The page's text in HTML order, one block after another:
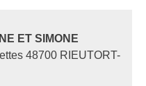
ET SIMONE
48700 RIEUTORT-